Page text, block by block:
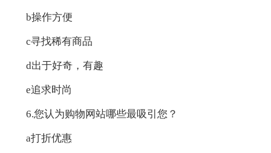
b操作方便
c寻找稀有商品
d出于好奇，有趣
e追求时尚
6.您认为购物网站哪些最吸引您？
a打折优惠